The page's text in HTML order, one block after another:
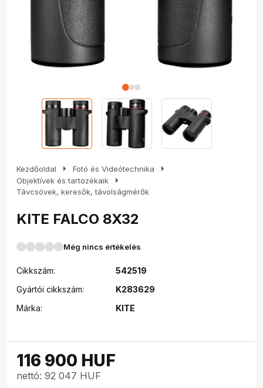
Kezdőoldal arrow_right Fotó és Videótechnika arrow_right
Objektívek és tartozékaik arrow_right
Távcsövek, keresők, távolságmérők
KITE FALCO 8X32
Még nincs értékelés
Cikkszám:
542519
Gyártói cikkszám:
K283629
Márka:
KITE
116 900 HUF
nettó: 92 047 HUF